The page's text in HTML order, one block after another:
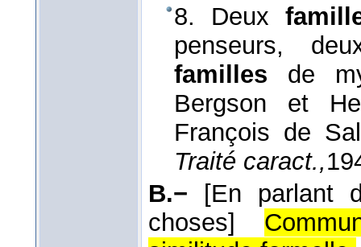
8. Deux
penseurs,
familles de
Bergson et
François de
Traité caract.,
B.−
[En parlant
choses]